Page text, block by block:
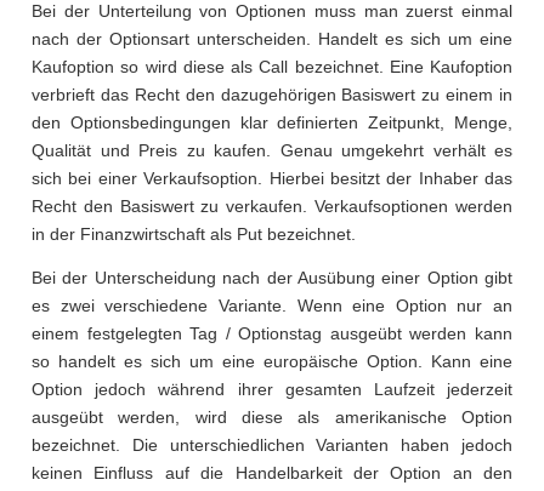
Bei der Unterteilung von Optionen muss man zuerst einmal
nach der Optionsart unterscheiden. Handelt es sich um eine
Kaufoption so wird diese als Call bezeichnet. Eine Kaufoption
verbrieft das Recht den dazugehörigen Basiswert zu einem in
den Optionsbedingungen klar definierten Zeitpunkt, Menge,
Qualität und Preis zu kaufen. Genau umgekehrt verhält es
sich bei einer Verkaufsoption. Hierbei besitzt der Inhaber das
Recht den Basiswert zu verkaufen. Verkaufsoptionen werden
in der Finanzwirtschaft als Put bezeichnet.
Bei der Unterscheidung nach der Ausübung einer Option gibt
es zwei verschiedene Variante. Wenn eine Option nur an
einem festgelegten Tag / Optionstag ausgeübt werden kann
so handelt es sich um eine europäische Option. Kann eine
Option jedoch während ihrer gesamten Laufzeit jederzeit
ausgeübt werden, wird diese als amerikanische Option
bezeichnet. Die unterschiedlichen Varianten haben jedoch
keinen Einfluss auf die Handelbarkeit der Option an den